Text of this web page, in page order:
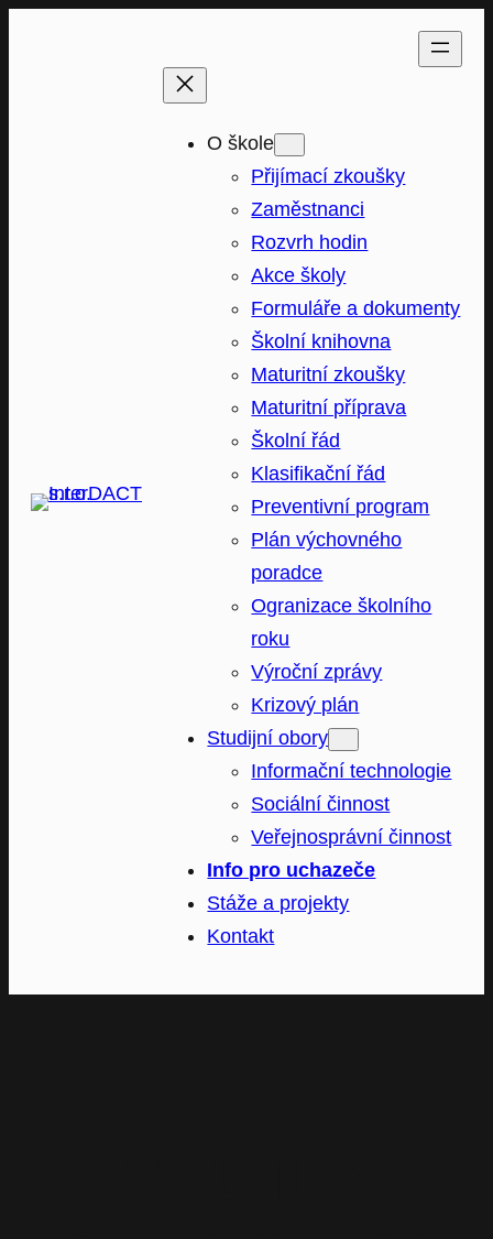
O škole
Přijímací zkoušky
Zaměstnanci
Rozvrh hodin
Akce školy
Formuláře a dokumenty
Školní knihovna
Maturitní zkoušky
Maturitní příprava
Školní řád
Klasifikační řád
Preventivní program
Plán výchovného
poradce
Ogranizace školního
roku
Výroční zprávy
Krizový plán
Studijní obory
Informační technologie
Sociální činnost
Veřejnosprávní činnost
Info pro uchazeče
Stáže a projekty
Kontakt